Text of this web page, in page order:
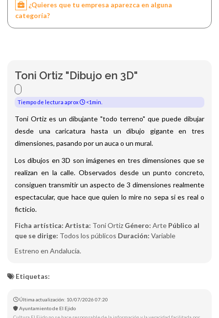
¿Quieres que tu empresa aparezca en alguna
categoría?
Toni Ortiz "Dibujo en 3D"
Tiempo de lectura aprox <1min.
Toni Ortiz es un dibujante "todo terreno" que puede dibujar
desde una caricatura hasta un dibujo gigante en tres
dimensiones, pasando por un auca o un mural.
Los dibujos en 3D son imágenes en tres dimensiones que se
realizan en la calle. Observados desde un punto concreto,
consiguen transmitir un aspecto de 3 dimensiones realmente
espectacular, que hace que quien lo mire no sepa si es real o
ficticio.
Ficha artística: Artista: Toni Ortiz Género: Arte Público al
que se dirige: Todos los públicos Duración: Variable
Estreno en Andalucía.
Etiquetas:
Última actualización: 10/07/2026 07:20
Ayuntamiento de El Ejido